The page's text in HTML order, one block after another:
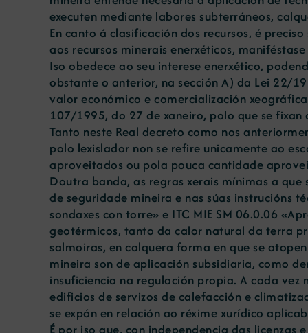
executen mediante labores subterráneos,
En canto á clasificación dos recursos, é
aos recursos minerais enerxéticos,
Iso obedece ao seu interese enerxético,
obstante o anterior, na sección A) da Lei 22/
valor económico e comercialización
107/1995, do 27 de xaneiro, polo que se
Tanto neste Real decreto como nos
polo lexislador non se refire unicamente ao
aproveitados ou pola pouca cantidade
Doutra banda, as regras xerais mínimas a
de seguridade mineira e nas súas instrucións
sondaxes con torre» e ITC MIE SM 06.0.06
geotérmicos, tanto da calor natural da terra
salmoiras, en calquera forma en que se
mineira son de aplicación subsidiaria, como
insuficiencia na regulación propia. A cada
edificios de servizos de calefacción e
se expón en relación ao réxime xurídico
É por iso que, con independencia das